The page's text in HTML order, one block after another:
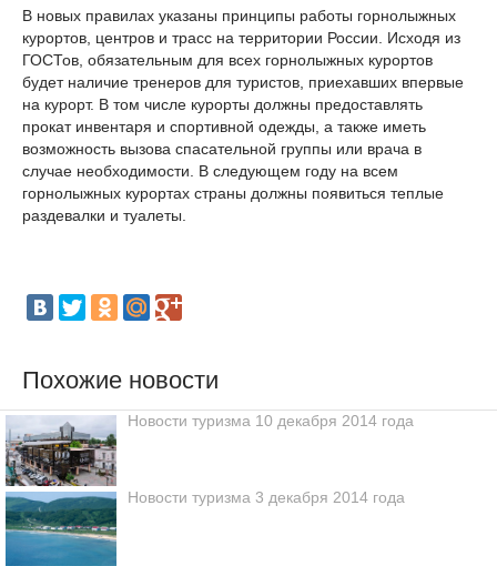
В новых правилах указаны принципы работы горнолыжных
курортов, центров и трасс на территории России. Исходя из
ГОСТов, обязательным для всех горнолыжных курортов
будет наличие тренеров для туристов, приехавших впервые
на курорт. В том числе курорты должны предоставлять
прокат инвентаря и спортивной одежды, а также иметь
возможность вызова спасательной группы или врача в
случае необходимости. В следующем году на всем
горнолыжных курортах страны должны появиться теплые
раздевалки и туалеты.
Похожие новости
Новости туризма 10 декабря 2014 года
Новости туризма 3 декабря 2014 года